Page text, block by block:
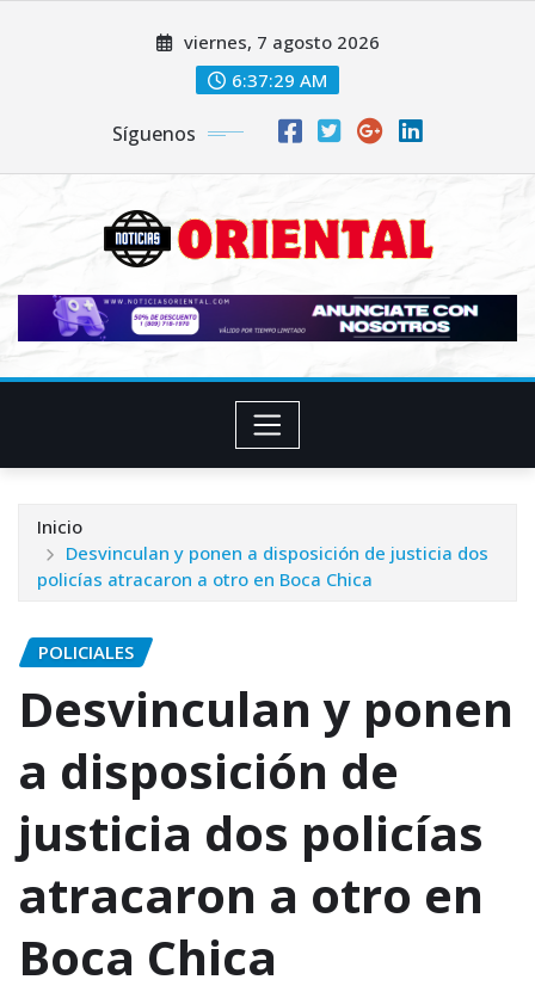
viernes, 7 agosto 2026
6:37:31 AM
Síguenos
Inicio
Desvinculan y ponen a disposición de justicia dos
policías atracaron a otro en Boca Chica
POLICIALES
Desvinculan y ponen
a disposición de
justicia dos policías
atracaron a otro en
Boca Chica